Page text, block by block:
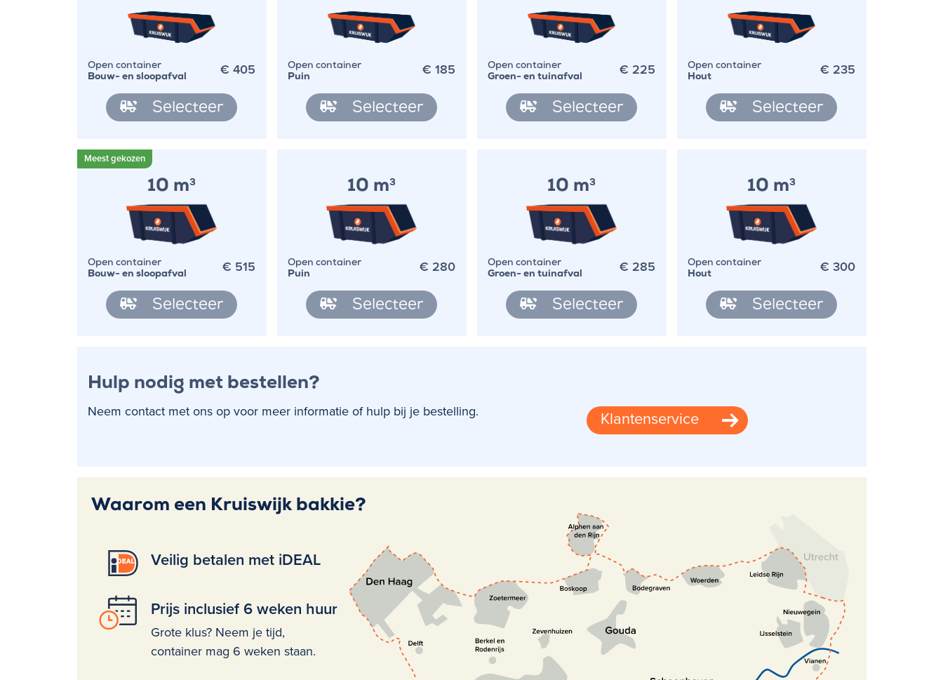
Open container
Bouw- en sloopafval
€ 405
Selecteer
10 m3
Open container
Bouw- en sloopafval
€ 515
Selecteer
Open container
Puin
€ 185
Selecteer
10 m3
Open container
Puin
€ 280
Selecteer
Open container
Groen- en tuinafval
€ 225
Selecteer
10 m3
Open container
Groen- en tuinafval
€ 285
Selecteer
Open container
Hout
€ 235
Selecteer
10 m3
Open container
Hout
€ 300
Selecteer
Hulp nodig met bestellen?
Neem contact met ons op voor meer informatie of hulp bij je bestelling.
Klantenservice
Waarom een Kruiswijk bakkie?
Veilig betalen met iDEAL
Prijs inclusief 6 weken huur
Grote klus? Neem je tijd,
container mag 6 weken staan.